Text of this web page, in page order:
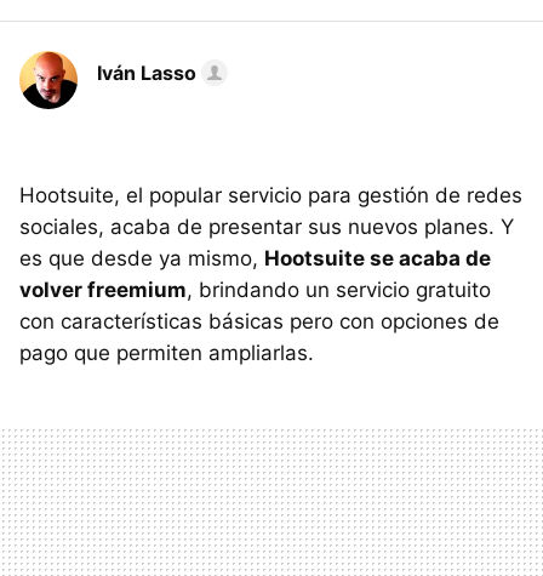
Iván Lasso
Hootsuite, el popular servicio para gestión de redes
sociales, acaba de presentar sus nuevos planes. Y
es que desde ya mismo, Hootsuite se acaba de
volver freemium, brindando un servicio gratuito
con características básicas pero con opciones de
pago que permiten ampliarlas.